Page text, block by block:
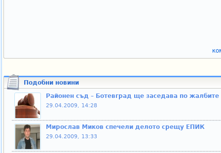
Подобни новини
Районен съд – Ботевград ще заседава по
29.04.2009, 14:28
Мирослав Миков спечели делото срещу ЕПИК
29.04.2009, 13:33